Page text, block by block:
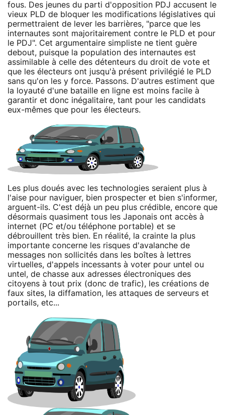
fous. Des jeunes du parti d'opposition PDJ accusent le
vieux PLD de bloquer les modifications législatives qui
permettraient de lever les barrières, "parce que les
internautes sont majoritairement contre le PLD et pour
le PDJ". Cet argumentaire simpliste ne tient guère
debout, puisque la population des internautes est
assimilable à celle des détenteurs du droit de vote et
que les électeurs ont jusqu'à présent privilégié le PLD
sans qu'on les y force. Passons. D'autres estiment que
la loyauté d'une bataille en ligne est moins facile à
garantir et donc inégalitaire, tant pour les candidats
eux-mêmes que pour les électeurs.
Les plus doués avec les technologies seraient plus à
l'aise pour naviguer, bien prospecter et bien s'informer,
arguent-ils. C'est déjà un peu plus crédible, encore que
désormais quasiment tous les Japonais ont accès à
internet (PC et/ou téléphone portable) et se
débrouillent très bien. En réalité, la crainte la plus
importante concerne les risques d'avalanche de
messages non sollicités dans les boîtes à lettres
virtuelles, d'appels incessants à voter pour untel ou
untel, de chasse aux adresses électroniques des
citoyens à tout prix (donc de trafic), les créations de
faux sites, la diffamation, les attaques de serveurs et
portails, etc...